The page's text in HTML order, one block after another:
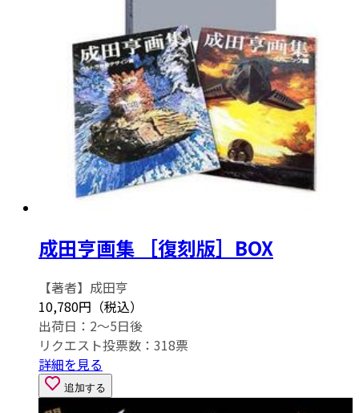
成田亨画集 ［復刻版］BOX
【著者】成田亨
10,780円（税込）
出荷日：2～5日後
リクエスト投票数： 318票
詳細を見る
追加する